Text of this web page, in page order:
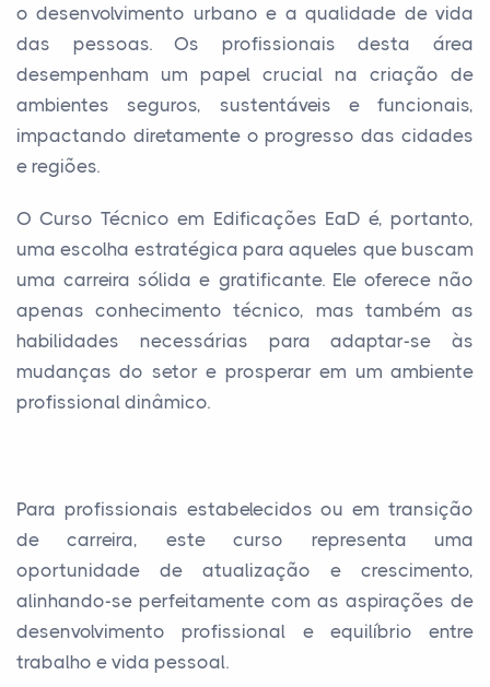
o desenvolvimento urbano e a qualidade de vida
das pessoas. Os profissionais desta área
desempenham um papel crucial na criação de
ambientes seguros, sustentáveis e funcionais,
impactando diretamente o progresso das cidades
e regiões.
O Curso Técnico em Edificações EaD é, portanto,
uma escolha estratégica para aqueles que buscam
uma carreira sólida e gratificante. Ele oferece não
apenas conhecimento técnico, mas também as
habilidades necessárias para adaptar-se às
mudanças do setor e prosperar em um ambiente
profissional dinâmico.
Para profissionais estabelecidos ou em transição
de carreira, este curso representa uma
oportunidade de atualização e crescimento,
alinhando-se perfeitamente com as aspirações de
desenvolvimento profissional e equilíbrio entre
trabalho e vida pessoal.